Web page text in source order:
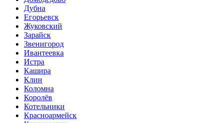
Дубна
Егорьевск
Жуковский
Зарайск
Звенигород
Ивантеевка
Истра
Кашира
Клин
Коломна
Королёв
Котельники
Красноармейск